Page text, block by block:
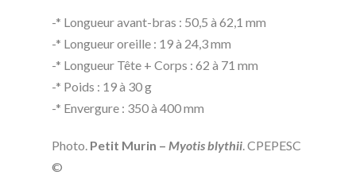
-* Longueur avant-bras : 50,5 à 62,1 mm
-* Longueur oreille : 19 à 24,3 mm
-* Longueur Tête + Corps : 62 à 71 mm
-* Poids : 19 à 30 g
-* Envergure : 350 à 400 mm
Photo. Petit Murin – Myotis blythii . CPEPESC
©